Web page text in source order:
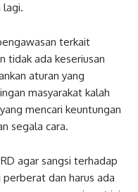
lagi.
terkait
tidak ada keseriusan
aturan yang
masyarakat kalah
mencari keuntungan
segala cara.
agar sangsi terhadap
dan harus ada